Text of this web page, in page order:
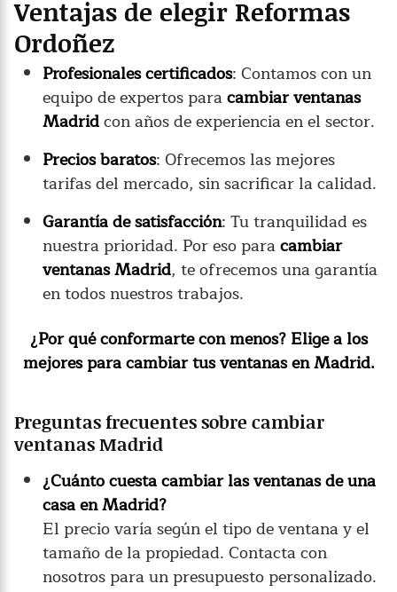
Ventajas de elegir Reformas
Ordoñez
Profesionales certificados: Contamos con un
equipo de expertos paracambiar ventanas
Madridcon años de experiencia en el sector.
Precios baratos: Ofrecemos las mejores
tarifas del mercado, sin sacrificar la calidad.
Garantía de satisfacción: Tu tranquilidad es
nuestra prioridad. Por eso paracambiar
ventanas Madrid, te ofrecemos una garantía
en todos nuestros trabajos.
¿Por qué conformarte con menos? Elige a los
mejores para cambiar tus ventanas en Madrid.
Preguntas frecuentes sobre cambiar
ventanas Madrid
¿Cuánto cuesta cambiar las ventanas de una
casa en Madrid?
El precio varía según el tipo de ventana y el
tamaño de la propiedad. Contacta con
nosotros para un presupuesto personalizado.